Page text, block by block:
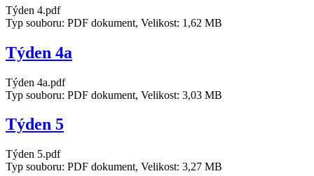
Týden 4.pdf
Typ souboru: PDF dokument, Velikost: 1,62 MB
Týden 4a
Týden 4a.pdf
Typ souboru: PDF dokument, Velikost: 3,03 MB
Týden 5
Týden 5.pdf
Typ souboru: PDF dokument, Velikost: 3,27 MB